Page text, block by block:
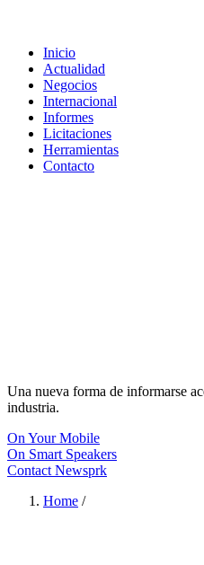
Inicio
Actualidad
Negocios
Internacional
Informes
Licitaciones
Herramientas
Contacto
Una nueva forma de informarse
industria.
On Your Mobile
On Smart Speakers
Contact Newsprk
Home /